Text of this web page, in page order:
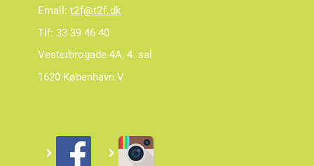
Email: t2f@t2f.dk
Tlf: 33 39 46 40
Vesterbrogade 4A, 4. sal
1620 København V